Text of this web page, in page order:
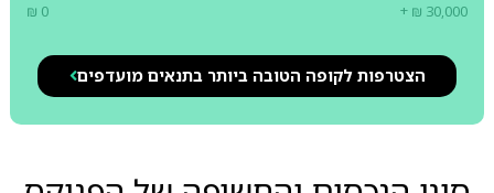
₪ 0 + ₪ 30,000
הצטרפות לקופה הטובה ביותר בתנאים מועדפים